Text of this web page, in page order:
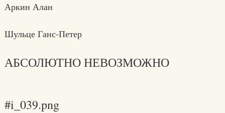
Аркин Алан
Шульце Ганс-Петер
АБСОЛЮТНО НЕВОЗМОЖНО
#i_039.png